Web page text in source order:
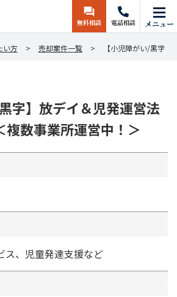
無料相談 電話相談 メニュー
い方 売却案件一覧 【小児障がい/黒字
字】放デイ＆児発運営法
複数事業所運営中！＞
ス、児童発達支援など